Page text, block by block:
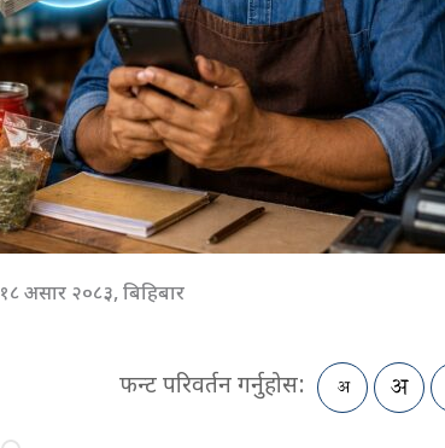
१८ असार २०८३, बिहिबार
फन्ट परिवर्तन गर्नुहोस: